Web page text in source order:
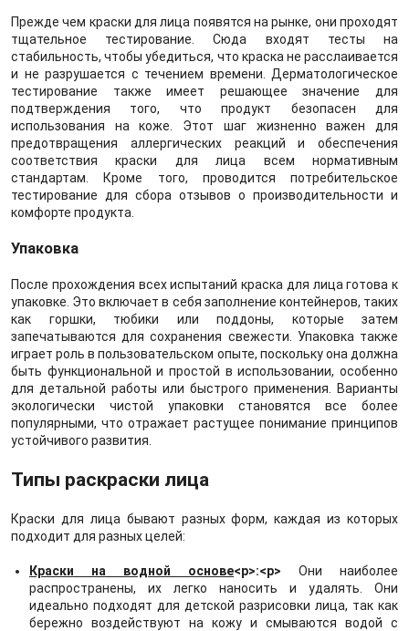
Прежде чем краски для лица появятся на рынке, они проходят
тщательное тестирование. Сюда входят тесты на
стабильность, чтобы убедиться, что краска не расслаивается
и не разрушается с течением времени. Дерматологическое
тестирование также имеет решающее значение для
подтверждения того, что продукт безопасен для
использования на коже. Этот шаг жизненно важен для
предотвращения аллергических реакций и обеспечения
соответствия краски для лица всем нормативным
стандартам. Кроме того, проводится потребительское
тестирование для сбора отзывов о производительности и
комфорте продукта.
Упаковка
После прохождения всех испытаний краска для лица готова к
упаковке. Это включает в себя заполнение контейнеров, таких
как горшки, тюбики или поддоны, которые затем
запечатываются для сохранения свежести. Упаковка также
играет роль в пользовательском опыте, поскольку она должна
быть функциональной и простой в использовании, особенно
для детальной работы или быстрого применения. Варианты
экологически чистой упаковки становятся все более
популярными, что отражает растущее понимание принципов
устойчивого развития.
Типы раскраски лица
Краски для лица бывают разных форм, каждая из которых
подходит для разных целей:
Краски на водной основе<р>:<р> Они наиболее
распространены, их легко наносить и удалять. Они
идеально подходят для детской разрисовки лица, так как
бережно воздействуют на кожу и смываются водой с